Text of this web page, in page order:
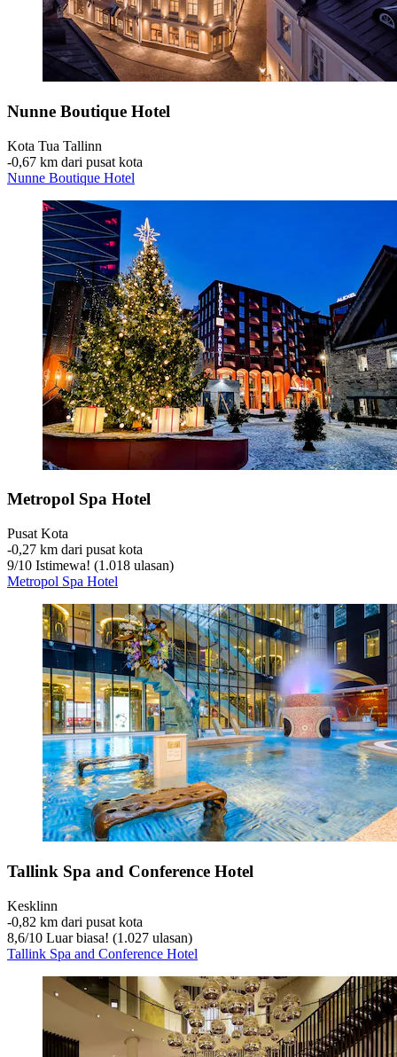
Nunne Boutique Hotel
Kota Tua Tallinn
‐0,67 km dari pusat kota
Nunne Boutique Hotel
Metropol Spa Hotel
Pusat Kota
‐0,27 km dari pusat kota
9/10 Istimewa! (1.018 ulasan)
Metropol Spa Hotel
Tallink Spa and Conference Hotel
Kesklinn
‐0,82 km dari pusat kota
8,6/10 Luar biasa! (1.027 ulasan)
Tallink Spa and Conference Hotel